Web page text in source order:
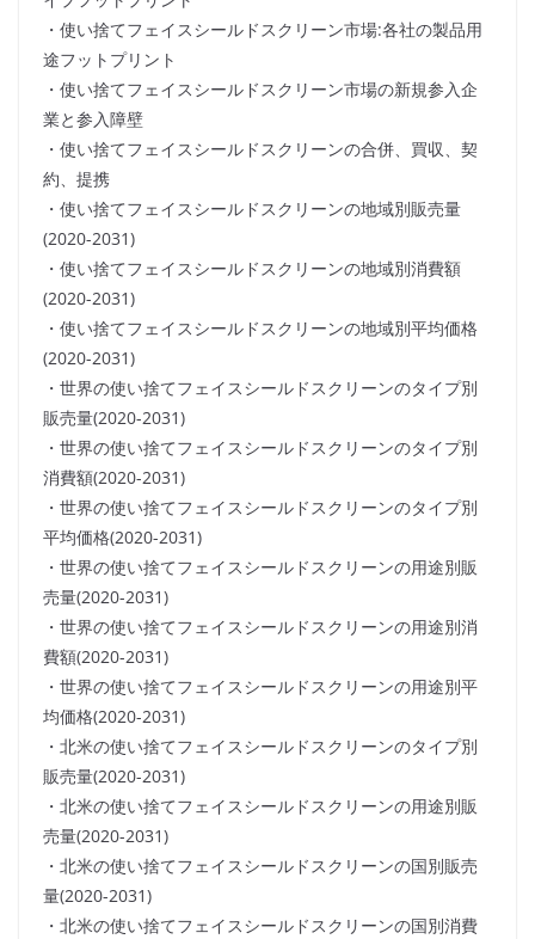
・使い捨てフェイスシールドスクリーン市場:各社の製品用
途フットプリント
・使い捨てフェイスシールドスクリーン市場の新規参入企
業と参入障壁
・使い捨てフェイスシールドスクリーンの合併、買収、契
約、提携
・使い捨てフェイスシールドスクリーンの地域別販売量
(2020-2031)
・使い捨てフェイスシールドスクリーンの地域別消費額
(2020-2031)
・使い捨てフェイスシールドスクリーンの地域別平均価格
(2020-2031)
・世界の使い捨てフェイスシールドスクリーンのタイプ別
販売量(2020-2031)
・世界の使い捨てフェイスシールドスクリーンのタイプ別
消費額(2020-2031)
・世界の使い捨てフェイスシールドスクリーンのタイプ別
平均価格(2020-2031)
・世界の使い捨てフェイスシールドスクリーンの用途別販
売量(2020-2031)
・世界の使い捨てフェイスシールドスクリーンの用途別消
費額(2020-2031)
・世界の使い捨てフェイスシールドスクリーンの用途別平
均価格(2020-2031)
・北米の使い捨てフェイスシールドスクリーンのタイプ別
販売量(2020-2031)
・北米の使い捨てフェイスシールドスクリーンの用途別販
売量(2020-2031)
・北米の使い捨てフェイスシールドスクリーンの国別販売
量(2020-2031)
・北米の使い捨てフェイスシールドスクリーンの国別消費